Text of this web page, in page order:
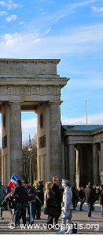
Sì, gli
di Tegel e
[']